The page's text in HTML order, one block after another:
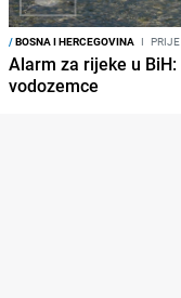
/BOSNA I HERCEGOVINA I
Alarm za rijeke u
vodozemce